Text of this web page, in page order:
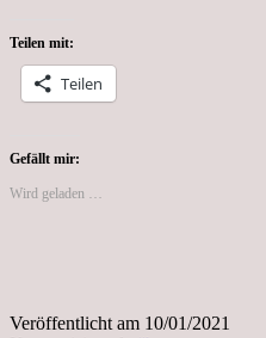
Teilen mit:
Teilen
Gefällt mir:
Wird geladen …
Veröffentlicht am 10/01/2021